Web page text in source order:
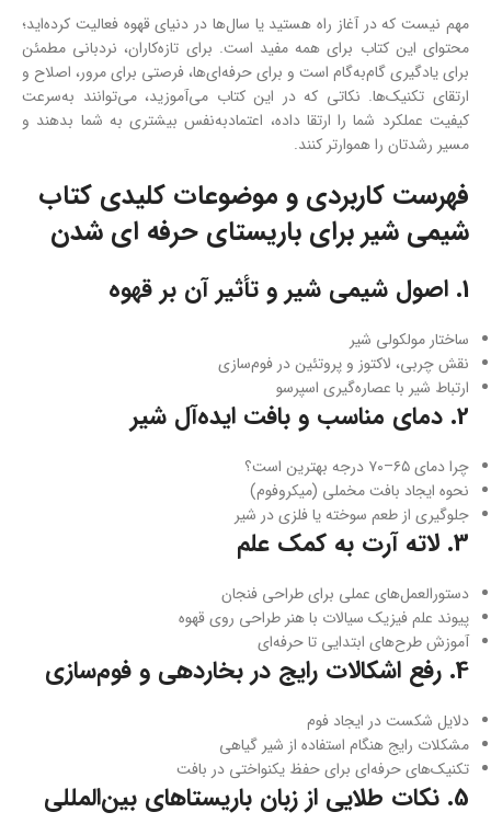
مهم نیست که در آغاز راه هستید یا سال‌ها در دنیای قهوه فعالیت کرده‌اید؛
محتوای این کتاب برای همه مفید است. برای تازه‌کاران، نردبانی مطمئن
برای یادگیری گام‌به‌گام است و برای حرفه‌ای‌ها، فرصتی برای مرور، اصلاح و
ارتقای تکنیک‌ها. نکاتی که در این کتاب می‌آموزید، می‌توانند به‌سرعت
کیفیت عملکرد شما را ارتقا داده، اعتماد‌به‌نفس بیشتری به شما بدهند و
مسیر رشدتان را هموارتر کنند.
فهرست کاربردی و موضوعات کلیدی کتاب
شیمی شیر برای باریستای حرفه ای شدن
1. اصول شیمی شیر و تأثیر آن بر قهوه
ساختار مولکولی شیر
نقش چربی، لاکتوز و پروتئین در فوم‌سازی
ارتباط شیر با عصاره‌گیری اسپرسو
2. دمای مناسب و بافت ایده‌آل شیر
چرا دمای ۶۵–۷۰ درجه بهترین است؟
نحوه ایجاد بافت مخملی (میکروفوم)
جلوگیری از طعم سوخته یا فلزی در شیر
3. لاته آرت به کمک علم
دستورالعمل‌های عملی برای طراحی فنجان
پیوند علم فیزیک سیالات با هنر طراحی روی قهوه
آموزش طرح‌های ابتدایی تا حرفه‌ای
4. رفع اشکالات رایج در بخاردهی و فوم‌سازی
دلایل شکست در ایجاد فوم
مشکلات رایج هنگام استفاده از شیر گیاهی
تکنیک‌های حرفه‌ای برای حفظ یکنواختی در بافت
5. نکات طلایی از زبان باریستاهای بین‌المللی